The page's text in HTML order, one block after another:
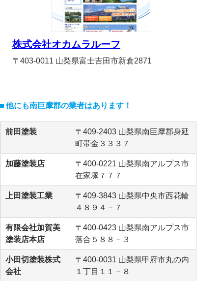
株式会社オカムラルーフ
〒403-0011 山梨県富士吉田市新倉2871
他にも南巨摩郡の業者はあります！
前田塗装
〒409-2403 山梨県南巨摩郡身延
町帯金３３３７
加藤塗装店
〒400-0221 山梨県南アルプス市
在家塚７７７
上田塗装工業
〒409-3843 山梨県中央市西花輪
４８９４－７
有限会社加賀美
塗装店本店
〒400-0423 山梨県南アルプス市
落合５８８－３
小田切塗装株式
会社
〒400-0031 山梨県甲府市丸の内
１丁目１１－８